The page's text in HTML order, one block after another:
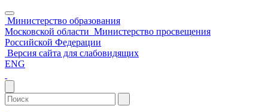
Министерство образования
Московской области Министерство просвещения
Российской Федерации
Версия сайта для слабовидящих
ENG